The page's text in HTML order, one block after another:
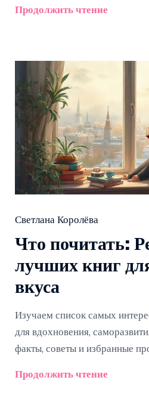
Продолжить чтение
Светлана Королёва
Что почитать:
лучших книг
вкуса
Изучаем список самых
для вдохновения,
факты, советы и избранные
Продолжить чтение